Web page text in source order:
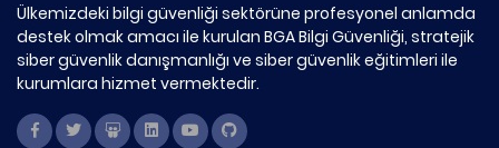
Ülkemizdeki bilgi güvenliği sektörüne profesyonel anlamda
destek olmak amacı ile kurulan BGA Bilgi Güvenliği, stratejik
siber güvenlik danışmanlığı ve siber güvenlik eğitimleri ile
kurumlara hizmet vermektedir.